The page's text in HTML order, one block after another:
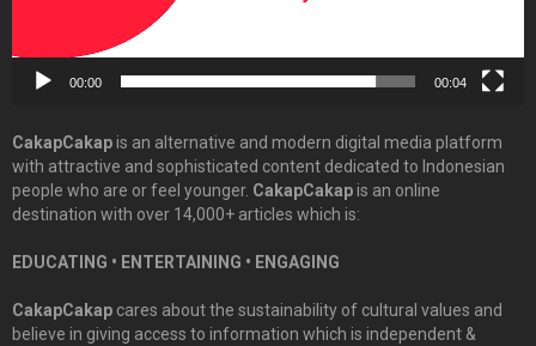
00:00 00:04
CakapCakapis an alternative and modern digital media platform
with attractive and sophisticated content dedicated to Indonesian
people who are or feel younger. CakapCakapis an online
destination with over 14,000+ articles which is:
EDUCATING • ENTERTAINING • ENGAGING
CakapCakap cares about the sustainability of cultural values and
believe in giving access to information which is independent &